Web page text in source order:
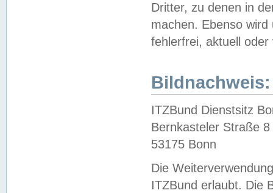
Dritter, zu denen in
machen. Ebenso
fehlerfrei, aktuell oder
Bildnachweis:
ITZBund Dienstsitz
Bernkasteler Straße 8
53175 Bonn
Die
ITZBund erlaubt. Die